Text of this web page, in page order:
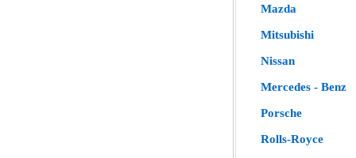
Mazda
Mitsubishi
Nissan
Mercedes - Benz
Porsche
Rolls-Royce